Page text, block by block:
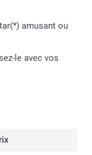
amusant ou
le avec vos